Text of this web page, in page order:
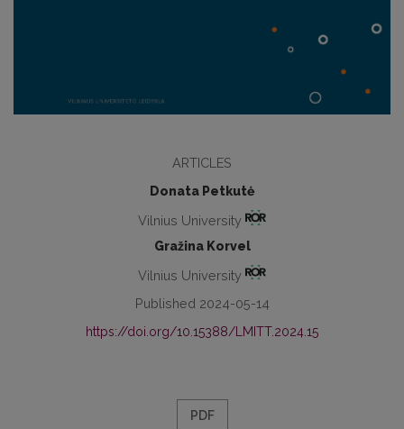
ARTICLES
Donata Petkutė
Vilnius University
Gražina Korvel
Vilnius University
Published 2024-05-14
https://doi.org/10.15388/LMITT.2024.15
PDF